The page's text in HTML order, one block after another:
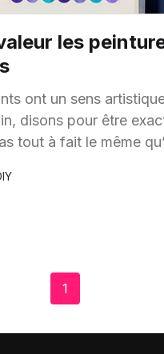
les
ont un sens
disons pour être
tout à fait le même
1